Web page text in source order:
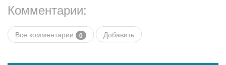
Комментарии:
Все комментарии 0 Добавить